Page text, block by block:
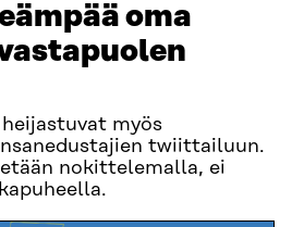
oma
myös
twiittailuun.
nokittelemalla, ei